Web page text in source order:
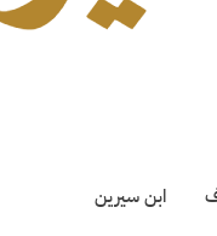
ابن سيرين